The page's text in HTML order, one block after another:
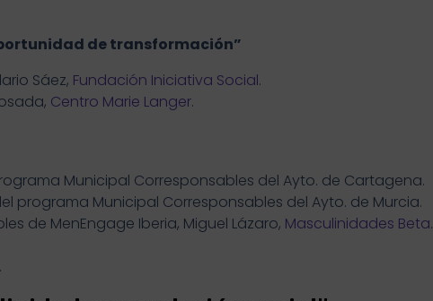
de transformación”
Sáez, Fundación Iniciativa Social.
Centro Marie Langer.
Municipal Corresponsables del Ayto. de Cartagena.
programa Municipal Corresponsables del Ayto. de Murcia.
de MenEngage Iberia, Miguel Lázaro, Masculinidades Beta.